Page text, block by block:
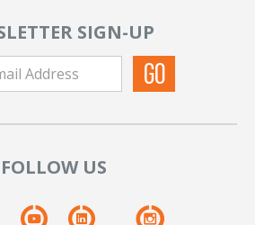
SIGN-UP
FOLLOW US